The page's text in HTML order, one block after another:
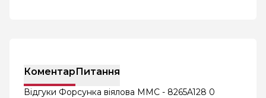
КоментарПитання
Відгуки Форсунка віялова MMC - 8265A128 0